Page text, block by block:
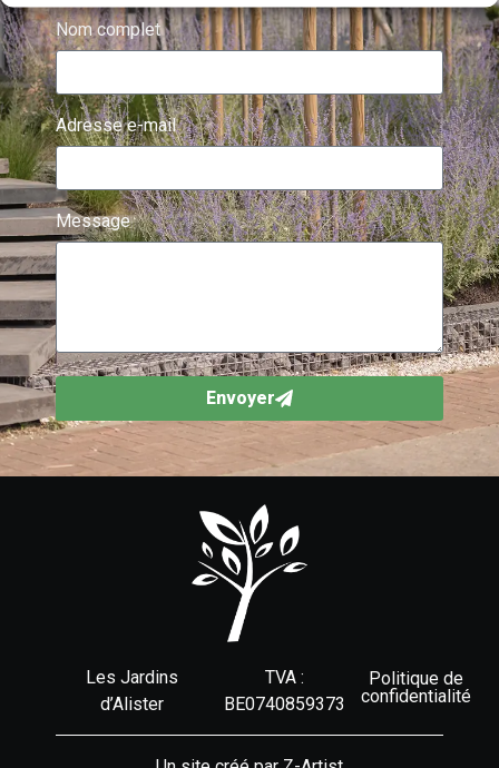
Nom complet
Adresse e-mail
Message
Envoyer
Les Jardins
d’Alister
TVA :
BE0740859373
Politique de
confidentialité